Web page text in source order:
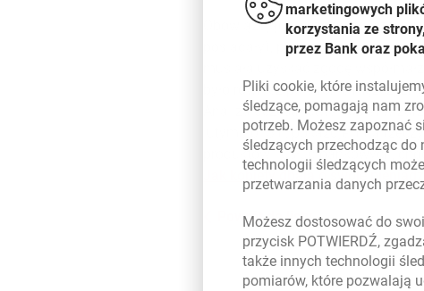
Obowiązujący jeszcze sto lat
posiadały), podporządkowując je
było również po stronie
Analiza uczestnictwa kobiet w
lutym 2013 r., pokazuje inną
produktów i usług bankowych,
Jak kobiety dbają o swoje
Powrót do listy
marketingowych
korzystania ze
przez Bank oraz
Plikicookie, które
śledzące, pomagają nam
potrzeb. Możesz zapoznać
śledzących przechodząc do
technologii śledzących
przetwarzania danych
Możesz dostosować do
przycisk POTWIERDŹ,
także innych technologii
pomiarów, które pozwalają